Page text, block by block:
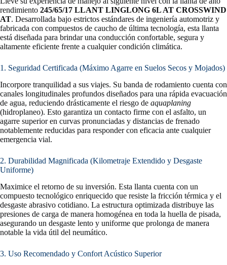
rendimiento 245/65/17 LLANT LINGLONG 6L AT CROSSWIND
AT. Desarrollada bajo estrictos estándares de ingeniería automotriz y
fabricada con compuestos de caucho de última tecnología, esta llanta
está diseñada para brindar una conducción confortable, segura y
altamente eficiente frente a cualquier condición climática.
1. Seguridad Certificada (Máximo Agarre en Suelos Secos y Mojados)
Incorpore tranquilidad a sus viajes. Su banda de rodamiento cuenta con
canales longitudinales profundos diseñados para una rápida evacuación
de agua, reduciendo drásticamente el riesgo de aquaplaning
(hidroplaneo). Esto garantiza un contacto firme con el asfalto, un
agarre superior en curvas pronunciadas y distancias de frenado
notablemente reducidas para responder con eficacia ante cualquier
emergencia vial.
2. Durabilidad Magnificada (Kilometraje Extendido y Desgaste
Uniforme)
Maximice el retorno de su inversión. Esta llanta cuenta con un
compuesto tecnológico enriquecido que resiste la fricción térmica y el
desgaste abrasivo cotidiano. La estructura optimizada distribuye las
presiones de carga de manera homogénea en toda la huella de pisada,
asegurando un desgaste lento y uniforme que prolonga de manera
notable la vida útil del neumático.
3. Uso Recomendado y Confort Acústico Superior